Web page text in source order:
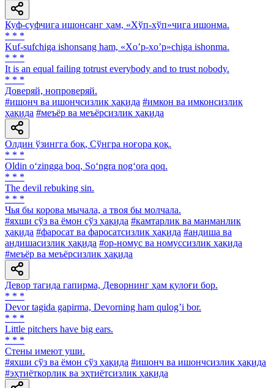
Куф-суфчига ишонсанг ҳам, «Хўп-хўп»чига ишонма.
* * *
Kuf-sufchiga ishonsang ham, «Xo’p-xo’p»chiga ishonma.
* * *
It is an equal failing totrust everybody and to trust nobody.
* * *
Доверяй, нопроверяй.
#ишонч ва ишончсизлик ҳақида #имкон ва имконсизлик
ҳақида #меъёр ва меъёрсизлик ҳақида
Олдин ўзингга боқ, Сўнгра ноғора қоқ.
* * *
Oldin o‘zingga boq, So‘ngra nog‘ora qoq.
* * *
The devil rebuking sin.
* * *
Чья бы корова мычала, а твоя бы молчала.
#яхши сўз ва ёмон сўз ҳақида #камтарлик ва манманлик
ҳақида #фаросат ва фаросатсизлик ҳақида #андиша ва
андишасизлик ҳақида #ор-номус ва номуссизлик ҳақида
#меъёр ва меъёрсизлик ҳақида
Девор тагида гапирма, Деворнинг ҳам қулоғи бор.
* * *
Devor tagida gapirma, Devorning ham qulogʼi bor.
* * *
Little pitchers have big ears.
* * *
Стены имеют уши.
#яхши сўз ва ёмон сўз ҳақида #ишонч ва ишончсизлик ҳақида
#эҳтиёткорлик ва эҳтиётсизлик ҳақида